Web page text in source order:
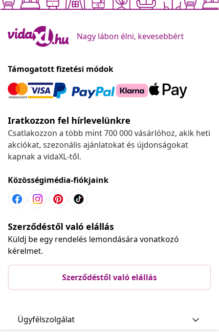
Nagy lábon élni, kevesebbért
Támogatott fizetési módok
Iratkozzon fel hírlevelünkre
Csatlakozzon a több mint 700 000 vásárlóhoz, akik heti
akciókat, szezonális ajánlatokat és újdonságokat
kapnak a vidaXL-től.
Közösségimédia-fiókjaink
Szerződéstől való elállás
Küldj be egy rendelés lemondására vonatkozó
kérelmet.
Szerződéstől való elállás
Ügyfélszolgálat